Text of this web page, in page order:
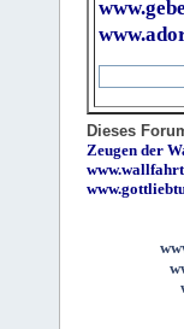
Dieses
Zeugen der